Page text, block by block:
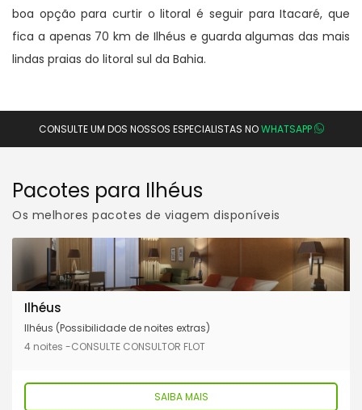
boa opção para curtir o litoral é seguir para Itacaré, que
fica a apenas 70 km de Ilhéus e guarda algumas das mais
lindas praias do litoral sul da Bahia.
CONSULTE UM DOS NOSSOS ESPECIALISTAS NOWHATSAPP
Pacotes para Ilhéus
Os melhores pacotes de viagem disponíveis
Ilhéus
Ilhéus (Possibilidade de noites extras)
4 noites -CONSULTE CONSULTOR FLOT
SAIBA MAIS